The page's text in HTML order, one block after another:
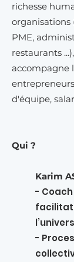
richesse
organisations
PME,
restaurants ...),
accompagne
d'équipe,
Qui ?
Karim
-
-